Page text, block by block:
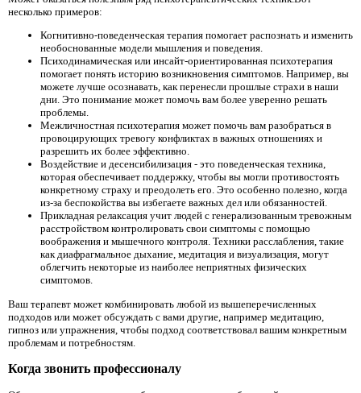
несколько примеров:
Когнитивно-поведенческая терапия помогает распознать и изменить
необоснованные модели мышления и поведения.
Психодинамическая или инсайт-ориентированная психотерапия
помогает понять историю возникновения симптомов. Например, вы
можете лучше осознавать, как перенесли прошлые страхи в наши
дни. Это понимание может помочь вам более уверенно решать
проблемы.
Межличностная психотерапия может помочь вам разобраться в
провоцирующих тревогу конфликтах в важных отношениях и
разрешить их более эффективно.
Воздействие и десенсибилизация - это поведенческая техника,
которая обеспечивает поддержку, чтобы вы могли противостоять
конкретному страху и преодолеть его. Это особенно полезно, когда
из-за беспокойства вы избегаете важных дел или обязанностей.
Прикладная релаксация учит людей с генерализованным тревожным
расстройством контролировать свои симптомы с помощью
воображения и мышечного контроля. Техники расслабления, такие
как диафрагмальное дыхание, медитация и визуализация, могут
облегчить некоторые из наиболее неприятных физических
симптомов.
Ваш терапевт может комбинировать любой из вышеперечисленных
подходов или может обсуждать с вами другие, например медитацию,
гипноз или упражнения, чтобы подход соответствовал вашим конкретным
проблемам и потребностям.
Когда звонить профессионалу